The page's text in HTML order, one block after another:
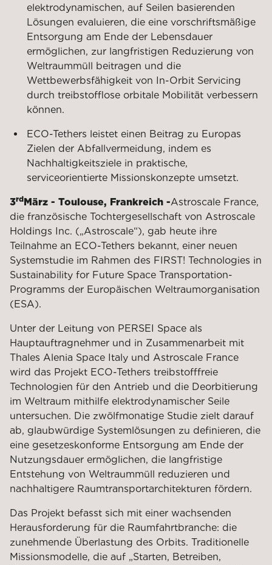
elektrodynamischen, auf Seilen basierenden
Lösungen evaluieren, die eine vorschriftsmäßige
Entsorgung am Ende der Lebensdauer
ermöglichen, zur langfristigen Reduzierung von
Weltraummüll beitragen und die
Wettbewerbsfähigkeit von In-Orbit Servicing
durch treibstofflose orbitale Mobilität verbessern
können.
ECO-Tethers leistet einen Beitrag zu Europas
Zielen der Abfallvermeidung, indem es
Nachhaltigkeitsziele in praktische,
serviceorientierte Missionskonzepte umsetzt.
3rdMärz - Toulouse, Frankreich -Astroscale France,
die französische Tochtergesellschaft von Astroscale
Holdings Inc. („Astroscale“), gab heute ihre
Teilnahme an ECO-Tethers bekannt, einer neuen
Systemstudie im Rahmen des FIRST! Technologies in
Sustainability for Future Space Transportation-
Programms der Europäischen Weltraumorganisation
(ESA).
Unter der Leitung von PERSEI Space als
Hauptauftragnehmer und in Zusammenarbeit mit
Thales Alenia Space Italy und Astroscale France
wird das Projekt ECO-Tethers treibstofffreie
Technologien für den Antrieb und die Deorbitierung
im Weltraum mithilfe elektrodynamischer Seile
untersuchen. Die zwölfmonatige Studie zielt darauf
ab, glaubwürdige Systemlösungen zu definieren, die
eine gesetzeskonforme Entsorgung am Ende der
Nutzungsdauer ermöglichen, die langfristige
Entstehung von Weltraummüll reduzieren und
nachhaltigere Raumtransportarchitekturen fördern.
Das Projekt befasst sich mit einer wachsenden
Herausforderung für die Raumfahrtbranche: die
zunehmende Überlastung des Orbits. Traditionelle
Missionsmodelle, die auf „Starten, Betreiben,